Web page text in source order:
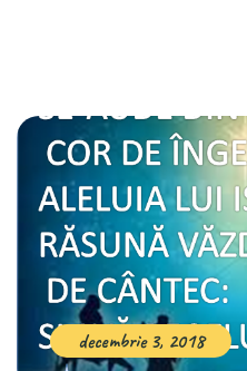
decembrie 3, 2018